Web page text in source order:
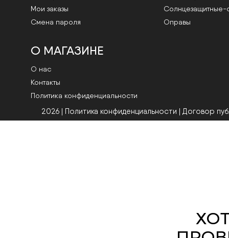
Мои заказы
Смена пароля
Cолнцезащитные-
Оправы
О МАГАЗИНЕ
О нас
Контакты
Политика конфиденциальности
2026 | Политика конфиденциальности | Договор